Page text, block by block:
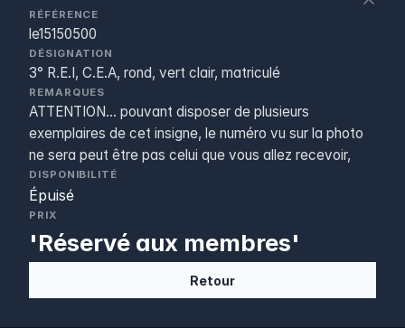
RÉFÉRENCE
le15150500
DÉSIGNATION
3° R.E.I, C.E.A, rond, vert clair, matriculé
REMARQUES
ATTENTION... pouvant disposer de plusieurs
exemplaires de cet insigne, le numéro vu sur la photo
ne sera peut être pas celui que vous allez recevoir,
DISPONIBILITÉ
Épuisé
PRIX
'Réservé aux membres'
Retour